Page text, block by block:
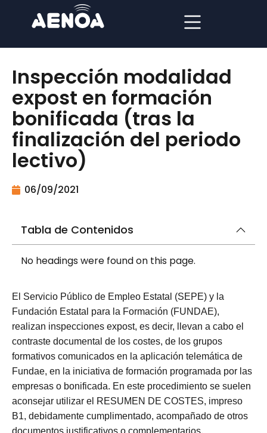
Inspección modalidad
expost en formación
bonificada (tras la
finalización del periodo
lectivo)
06/09/2021
Tabla de Contenidos
No headings were found on this page.
El Servicio Público de Empleo Estatal (SEPE) y la
Fundación Estatal para la Formación (FUNDAE),
realizan inspecciones expost, es decir, llevan a cabo el
contraste documental de los costes, de los grupos
formativos comunicados en la aplicación telemática de
Fundae, en la iniciativa de formación programada por las
empresas o bonificada. En este procedimiento se suelen
aconsejar utilizar el RESUMEN DE COSTES, impreso
B1, debidamente cumplimentado, acompañado de otros
documentos justificativos o complementarios.